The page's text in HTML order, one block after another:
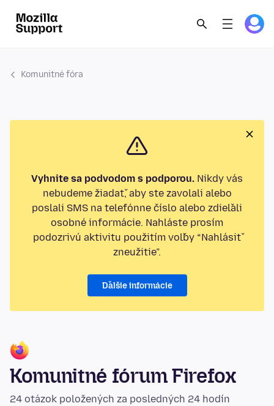
Komunitné fóra
Vyhnite sa podvodom s podporou. Nikdy vás
nebudeme žiadať, aby ste zavolali alebo
poslali SMS na telefónne číslo alebo zdieľali
osobné informácie. Nahláste prosím
podozrivú aktivitu použitím voľby “Nahlásiť
zneužitie”.
Ďalšie informácie
Komunitné fórum Firefox
24 otázok položených za posledných 24 hodín